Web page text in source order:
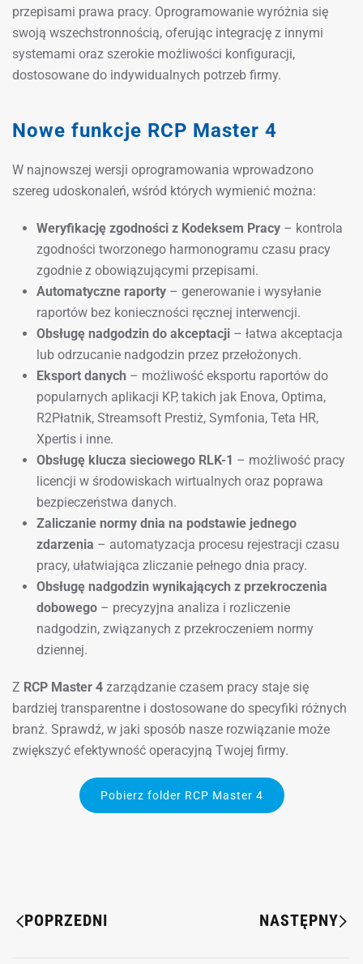
przepisami prawa pracy. Oprogramowanie wyróżnia się
swoją wszechstronnością, oferując integrację z innymi
systemami oraz szerokie możliwości konfiguracji,
dostosowane do indywidualnych potrzeb firmy.
Nowe funkcje RCP Master 4
W najnowszej wersji oprogramowania wprowadzono
szereg udoskonaleń, wśród których wymienić można:
Weryfikację zgodności z Kodeksem Pracy – kontrola
zgodności tworzonego harmonogramu czasu pracy
zgodnie z obowiązującymi przepisami.
Automatyczne raporty – generowanie i wysyłanie
raportów bez konieczności ręcznej interwencji.
Obsługę nadgodzin do akceptacji – łatwa akceptacja
lub odrzucanie nadgodzin przez przełożonych.
Eksport danych – możliwość eksportu raportów do
popularnych aplikacji KP, takich jak Enova, Optima,
R2Płatnik, Streamsoft Prestiż, Symfonia, Teta HR,
Xpertis i inne.
Obsługę klucza sieciowego RLK-1 – możliwość pracy
licencji w środowiskach wirtualnych oraz poprawa
bezpieczeństwa danych.
Zaliczanie normy dnia na podstawie jednego
zdarzenia – automatyzacja procesu rejestracji czasu
pracy, ułatwiająca zliczanie pełnego dnia pracy.
Obsługę nadgodzin wynikających z przekroczenia
dobowego – precyzyjna analiza i rozliczenie
nadgodzin, związanych z przekroczeniem normy
dziennej.
Z RCP Master 4 zarządzanie czasem pracy staje się
bardziej transparentne i dostosowane do specyfiki różnych
branż. Sprawdź, w jaki sposób nasze rozwiązanie może
zwiększyć efektywność operacyjną Twojej firmy.
Pobierz folder RCP Master 4
POPRZEDNI NASTĘPNY